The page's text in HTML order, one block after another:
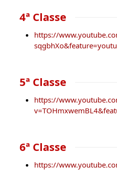
4ª Classe
https://
5ª Classe
https://
6ª Classe
https://